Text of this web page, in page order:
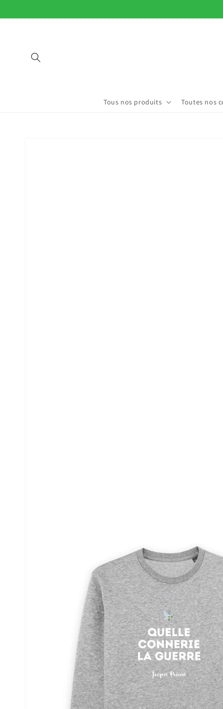
au
Tous nos produits Toutes nos